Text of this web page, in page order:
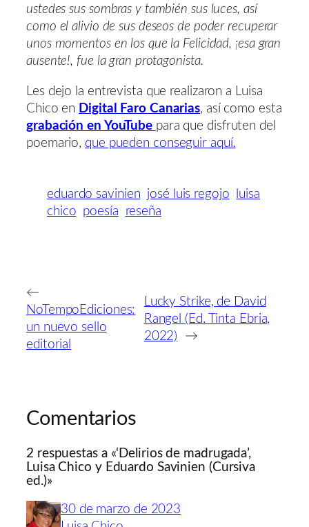
ustedes sus sombras y también sus luces, así
como el alivio de sus deseos de poder recuperar
unos momentos en los que la Felicidad, ¡esa gran
ausente!, fue la gran protagonista.
Les dejo la entrevista que realizaron a Luisa
Chico en Digital Faro Canarias, así como esta
grabación en YouTube para que disfruten del
poemario, que pueden conseguir aquí.
eduardo savinien josé luis regojo
luisa
chico poesía reseña
←
NoTempoEdiciones:
un nuevo sello
editorial
Lucky Strike, de David
Rangel (Ed. Tinta Ebria,
2022)
→
Comentarios
2 respuestas a «‘Delirios de madrugada’,
Luisa Chico y Eduardo Savinien (Cursiva
ed.)»
30 de marzo de 2023